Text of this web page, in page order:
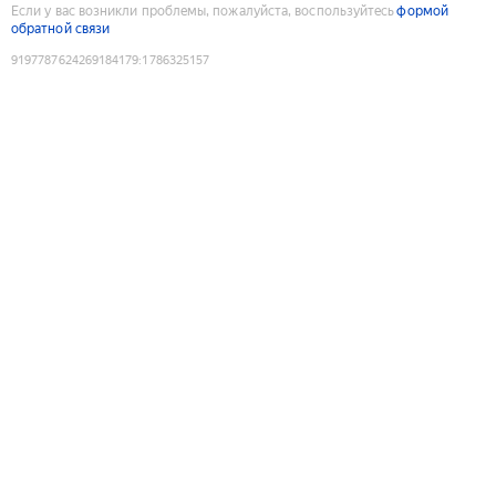
Если у вас возникли проблемы, пожалуйста, воспользуйтесьформой
обратной связи
9197787624269184179:1786325157